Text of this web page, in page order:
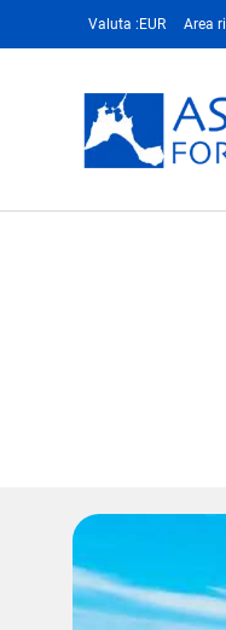
Valuta :EUR Area